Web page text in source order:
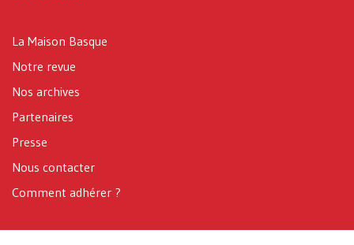
La Maison Basque
Notre revue
Nos archives
Partenaires
Presse
Nous contacter
Comment adhérer ?